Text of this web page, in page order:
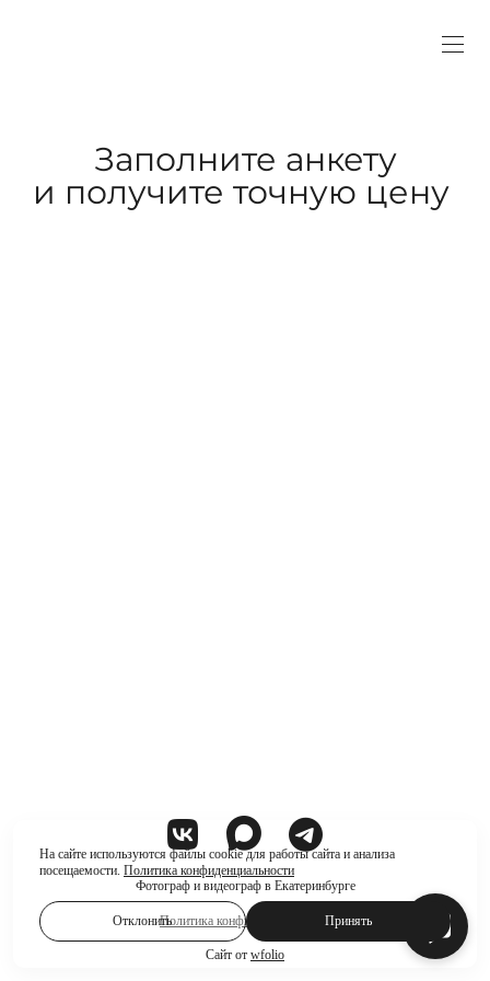
Заполните анкету
и получите точную цену
Фотограф и видеограф в Екатеринбурге
Политика конфиденциальности
Сайт от wfolio
На сайте используются файлы cookie для работы сайта и анализа
посещаемости. Политика конфиденциальности
Отклонить Принять